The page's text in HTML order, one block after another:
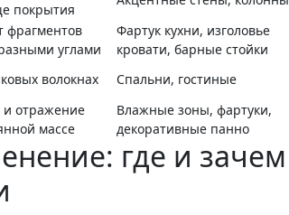
покрытия
фрагментов
углами
Фартук кухни, изголовье
кровати, барные стойки
волокнах Спальни, гостиные
отражение
массе
Влажные зоны, фартуки,
декоративные панно
где и зачем